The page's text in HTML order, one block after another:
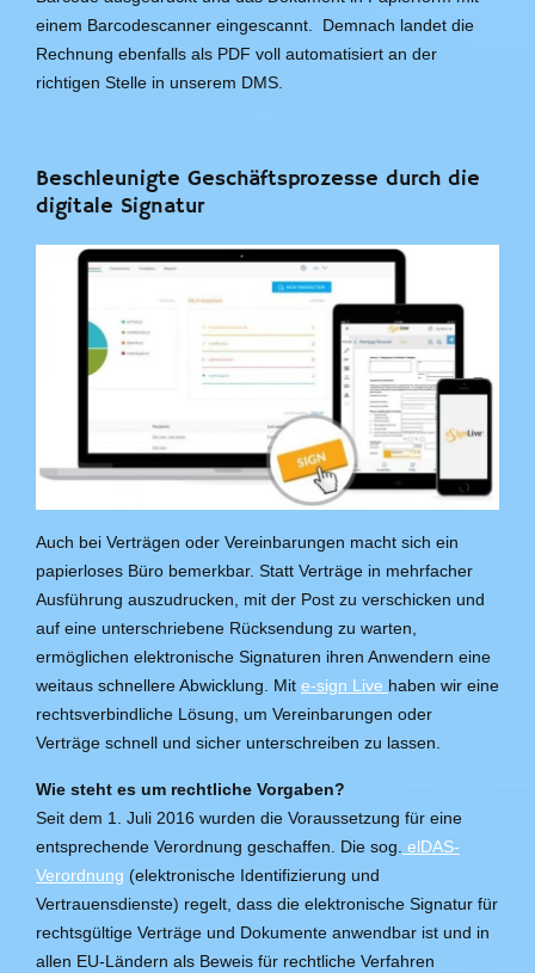
einem Barcodescanner eingescannt. Demnach landet die
Rechnung ebenfalls als PDF voll automatisiert an der
richtigen Stelle in unserem DMS.
Beschleunigte Geschäftsprozesse durch die
digitale Signatur
Auch bei Verträgen oder Vereinbarungen macht sich ein
papierloses Büro bemerkbar. Statt Verträge in mehrfacher
Ausführung auszudrucken, mit der Post zu verschicken und
auf eine unterschriebene Rücksendung zu warten,
ermöglichen elektronische Signaturen ihren Anwendern eine
weitaus schnellere Abwicklung. Mit e-sign Live haben wir eine
rechtsverbindliche Lösung, um Vereinbarungen oder
Verträge schnell und sicher unterschreiben zu lassen.
Wie steht es um rechtliche Vorgaben?
Seit dem 1. Juli 2016 wurden die Voraussetzung für eine
entsprechende Verordnung geschaffen. Die sog. elDAS-
Verordnung (elektronische Identifizierung und
Vertrauensdienste) regelt, dass die elektronische Signatur für
rechtsgültige Verträge und Dokumente anwendbar ist und in
allen EU-Ländern als Beweis für rechtliche Verfahren